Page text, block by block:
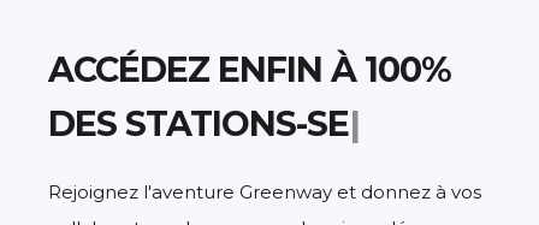
ACCÉDEZ ENFIN À 100%
DES S|
Rejoignez l'aventure Greenway et donnez à vos